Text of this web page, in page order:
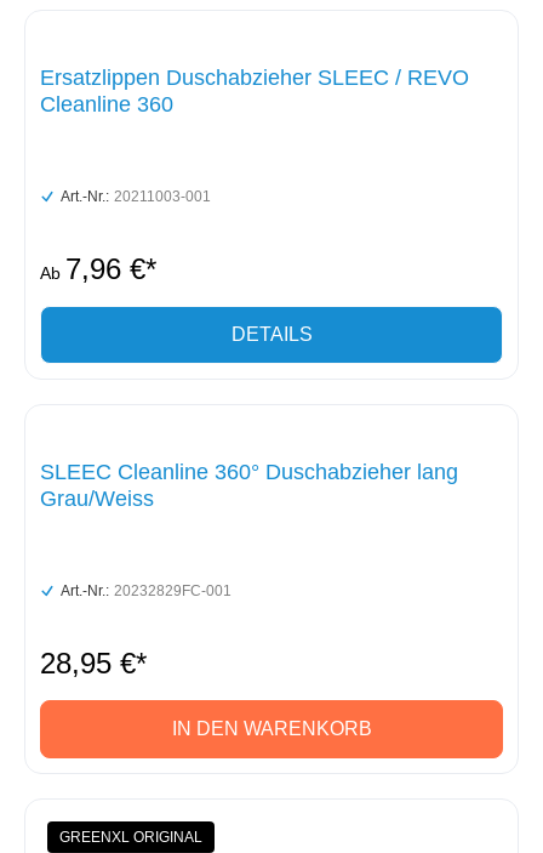
Ersatzlippen Duschabzieher SLEEC / REVO
Cleanline 360
Art.-Nr.: 20211003-001
Ab 7,96 €*
DETAILS
SLEEC Cleanline 360° Duschabzieher lang
Grau/Weiss
Art.-Nr.: 20232829FC-001
28,95 €*
IN DEN WARENKORB
GREENXL ORIGINAL